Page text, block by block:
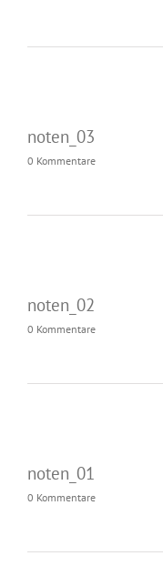
noten_03
0 Kommentare
noten_02
0 Kommentare
noten_01
0 Kommentare